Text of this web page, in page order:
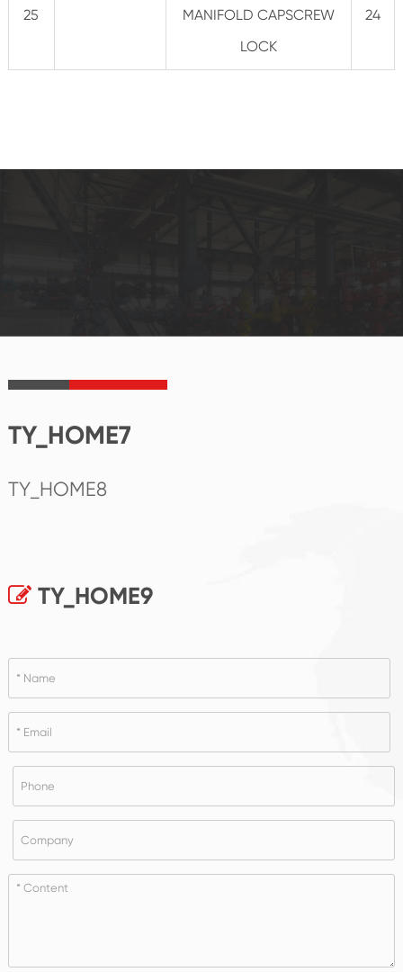
25
MANIFOLD CAPSCREW
LOCK
24
TY_HOME7
TY_HOME8
TY_HOME9